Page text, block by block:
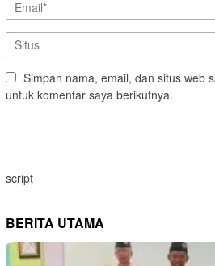
Simpan nama, email, dan situs web
untuk komentar saya berikutnya.
script
BERITA UTAMA